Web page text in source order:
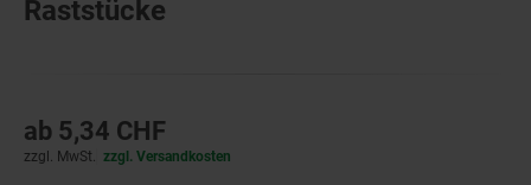
Raststücke
ab 5,34 CHF
zzgl. MwSt. zzgl. Versandkosten